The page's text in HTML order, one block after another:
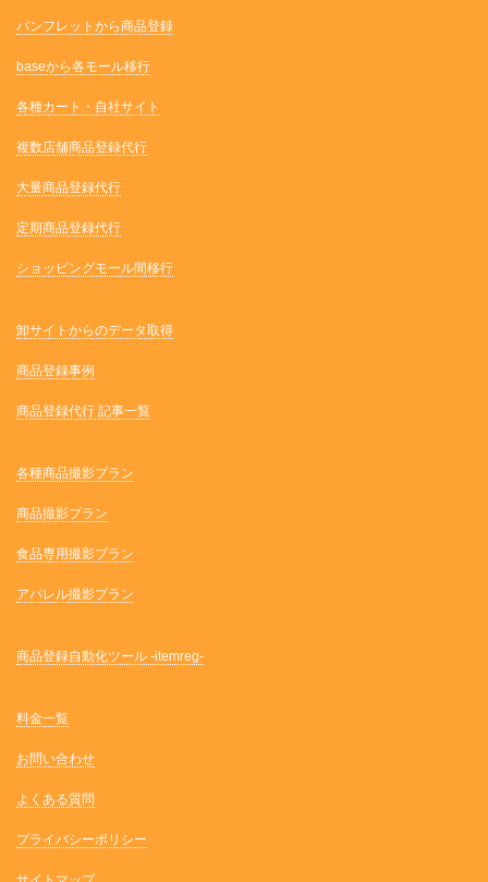
パンフレットから商品登録
baseから各モール移行
各種カート・自社サイト
複数店舗商品登録代行
大量商品登録代行
定期商品登録代行
ショッピングモール間移行
卸サイトからのデータ取得
商品登録事例
商品登録代行 記事一覧
各種商品撮影プラン
商品撮影プラン
食品専用撮影プラン
アパレル撮影プラン
商品登録自動化ツール -itemreg-
料金一覧
お問い合わせ
よくある質問
プライバシーポリシー